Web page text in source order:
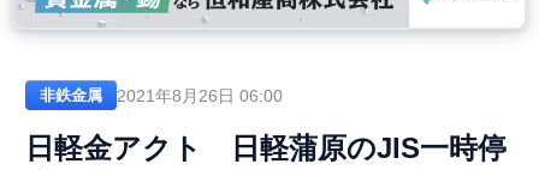
非鉄金属 2021年8月26日 06:00
日軽金アクト 日軽蒲原のJIS一時停